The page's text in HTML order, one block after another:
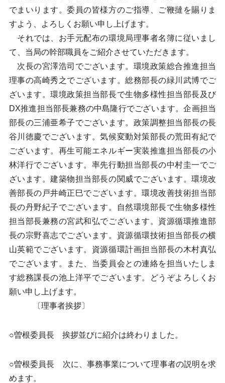
でまいります。委員の皆様方のご指導、ご鞭撻を賜りま
すよう、よろしくお願い申し上げます。
それでは、お手元配布の環境局理事者名簿に従いまし
て、当局の幹部職員をご紹介させていただきます。
次長の宮澤浩司でございます。環境政策総合推進担当
理事の高崎秀之でございます。総務部長の緑川武博でご
ざいます。環境政策担当部長で生物多様性担当部長及び
DX推進担当部長兼務の中島隆行でございます。企画担当
部長の三浦亜希子でございます。政策調整担当部長の長
谷川徳慶でございます。気候変動対策部長の荒田有紀で
ございます。再生可能エネルギー実装推進担当部長の小
林洋行でございます。率先行動担当部長の中村圭一でご
ざいます。建築物担当部長の関威でございます。環境改
善部長の戸井崎正巳でございます。環境改善技術担当部
長の丹野紀子でございます。自然環境部長で生物多様性
担当部長兼務の宮武和弘でございます。資源循環推進部
長の宗野喜志でございます。資源循環技術担当部長の横
山英範でございます。資源循環計画担当部長の木村真弘
でございます。また、当委員会との連絡を担当いたしま
す総務課長の池上洋平でございます。どうぞよろしくお
願い申し上げます。
〔理事者挨拶〕
○曽根委員長 挨拶並びに紹介は終わりました。
○曽根委員長 次に、事務事業について理事者の説明を求
めます。